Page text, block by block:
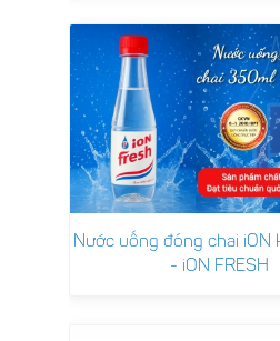
Nước uống đóng chai iON
- iON FRESH